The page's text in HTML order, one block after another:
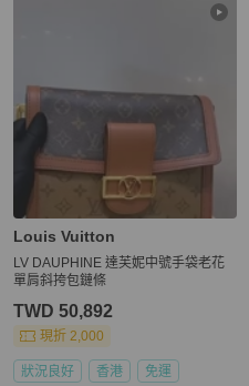
Louis Vuitton
LV DAUPHINE 達芙妮中號手袋老花
單肩斜挎包鏈條
TWD 50,892
現折 2,000
狀況良好 香港 免運